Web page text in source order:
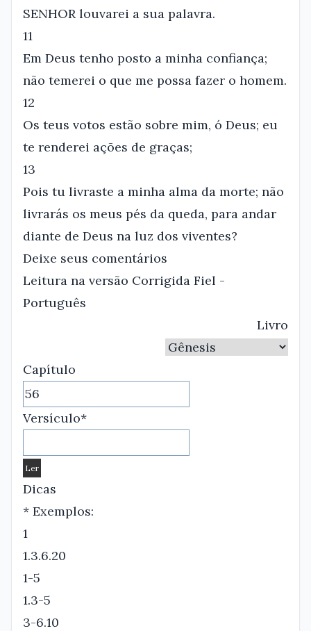
SENHOR louvarei a sua palavra.
11
Em Deus tenho posto a minha confiança;
não temerei o que me possa fazer o homem.
12
Os teus votos estão sobre mim, ó Deus; eu
te renderei ações de graças;
13
Pois tu livraste a minha alma da morte; não
livrarás os meus pés da queda, para andar
diante de Deus na luz dos viventes?
Deixe seus comentários
Leitura na versão Corrigida Fiel -
Português
Livro
Capítulo
Versículo*
Dicas
* Exemplos:
1
1.3.6.20
1-5
1.3-5
3-6.10